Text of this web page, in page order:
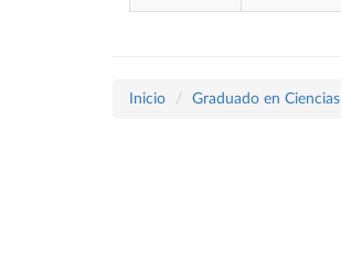
Inicio Graduado en